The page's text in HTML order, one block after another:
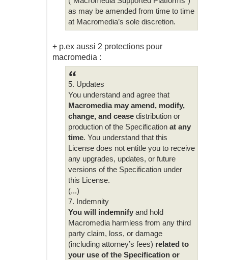
as may be amended from time to time
at Macromedia’s sole discretion.
+ p.ex aussi 2 protections pour
macromedia :
5. Updates
You understand and agree that
Macromedia may amend, modify,
change, and ceasedistribution or
production of the Specification at any
time. You understand that this
License does not entitle you to receive
any upgrades, updates, or future
versions of the Specification under
this License.
(...)
7. Indemnity
You will indemnifyand hold
Macromedia harmless from any third
party claim, loss, or damage
(including attorney’s fees) related to
your use of the Specification or